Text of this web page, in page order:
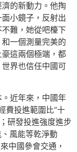
的新動力。他掏
小鏡子，反射出
難，她從吧檯下
一個測量完美的
這兩個極端，都
界也信任中國可
近年來，中國年
費投進範圍比“十
研發投進強度進步
風能等乾淨動
中國參會交通，